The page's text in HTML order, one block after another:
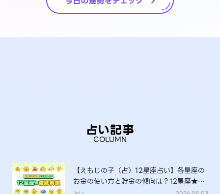
占い記事
COLUMN
【えもじの子（占）12星座占い】各星座の
お金の使い方と貯金の傾向は？12星座★徹